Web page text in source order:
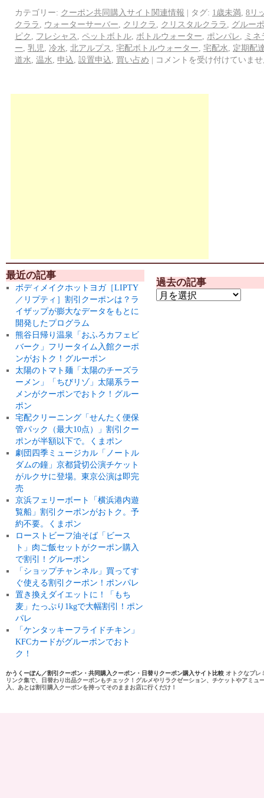
カテゴリー: クーポン共同購入サイト関連情報 | タグ: 1歳未満 8リ
クララ
ウォーターサーバー クリクラ クリスタルクララ
グルー
ピク
フレシャス ペットボトル ボトルウォーター ポンパレ
ミ
ー 乳児 冷水 北アルプス 宅配ボトルウォーター 宅配水
定期配
道水 温水 申込 設置申込 買い占め | コメントを受け付けていま
最近の記事
ボディメイクホットヨガ［LIPTY
／リプティ］割引クーポンは？ラ
イザップが膨大なデータをもとに
開発したプログラム
熊谷日帰り温泉「おふろカフェビ
バーク」フリータイム入館クーポ
ンがおトク！グルーポン
太陽のトマト麺「太陽のチーズラ
ーメン」「ちびリゾ」太陽系ラー
メンがクーポンでおトク！グルー
ポン
宅配クリーニング「せんたく便保
管パック（最大10点）」割引クー
ポンが半額以下で。くまポン
劇団四季ミュージカル「ノートル
ダムの鐘」京都貸切公演チケット
がルクサに登場。東京公演は即完
売
京浜フェリーボート「横浜港内遊
覧船」割引クーポンがおトク。予
約不要。くまポン
ローストビーフ油そば「ビース
ト」肉ご飯セットがクーポン購入
で割引！グルーポン
「ショップチャンネル」買ってす
ぐ使える割引クーポン！ポンパレ
置き換えダイエットに！「もち
麦」たっぷり1kgで大幅割引！ポン
パレ
「ケンタッキーフライドチキン」
KFCカードがグルーポンでおト
ク！
過去の記事
かうくーぽん／割引クーポン・共同購入クーポン・日替りクーポン購入サイト比較 オトクなプレ
リンク集で、日替わり出品クーポンもチェック！グルメやリラクゼーション、チケットやアミ
入、あとは割引購入クーポンを持ってそのままお店に行くだけ！